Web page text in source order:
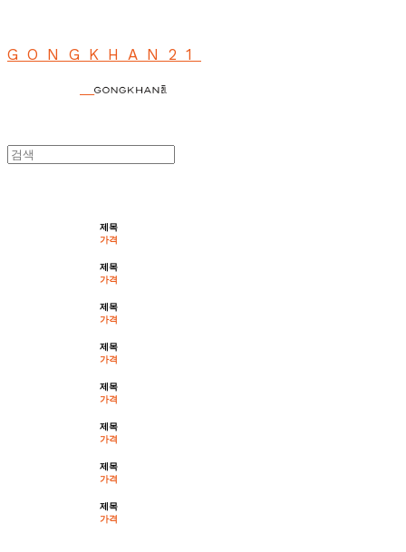
GONGKHAN21
제목
가격
제목
가격
제목
가격
제목
가격
제목
가격
제목
가격
제목
가격
제목
가격